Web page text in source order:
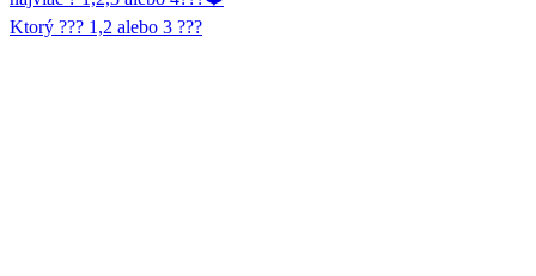
Ktorý ??? 1,2 alebo 3 ???